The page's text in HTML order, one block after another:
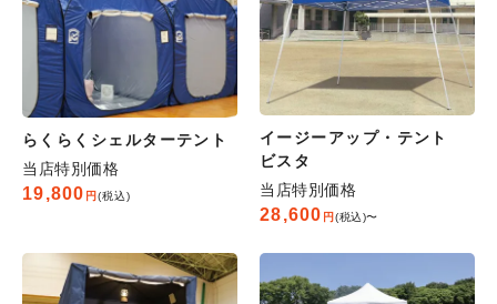
らくらくシェルターテント
当店特別価格
19,800 税込
イージーアップ・テント
ビスタ
当店特別価格
28,600 税込 〜